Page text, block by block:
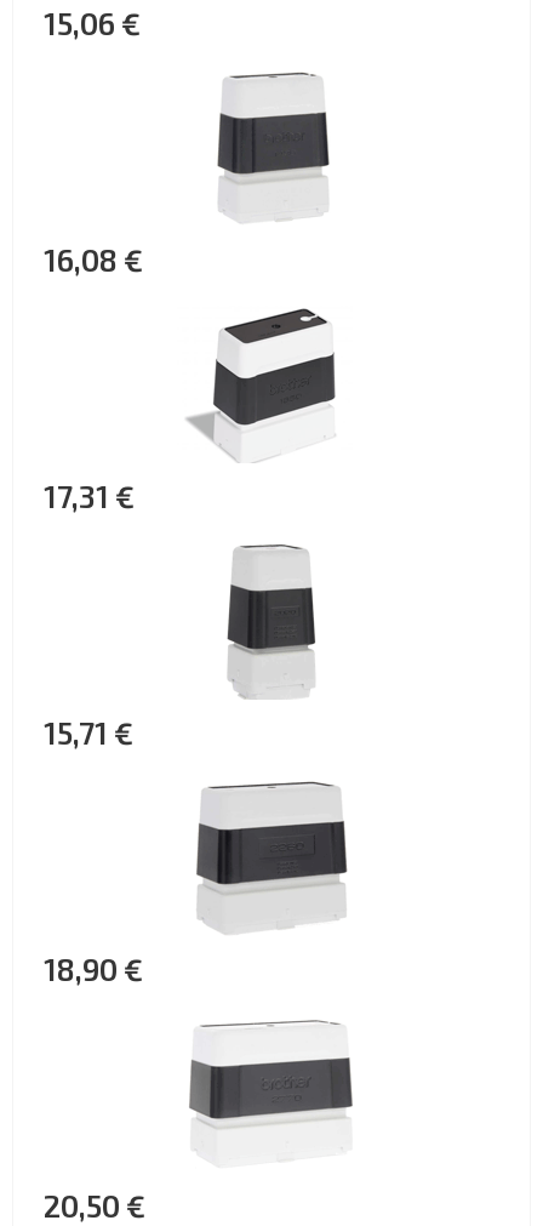
15,06 €
16,08 €
17,31 €
15,71 €
18,90 €
20,50 €